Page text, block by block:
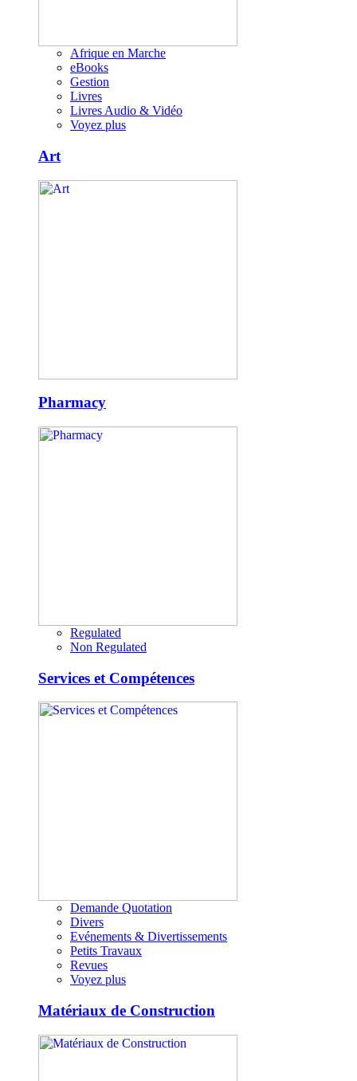
Afrique en Marche
eBooks
Gestion
Livres
Livres Audio & Vidéo
Voyez plus
Art
Pharmacy
Regulated
Non Regulated
Services et Compétences
Demande Quotation
Divers
Evénements & Divertissements
Petits Travaux
Revues
Voyez plus
Matériaux de Construction